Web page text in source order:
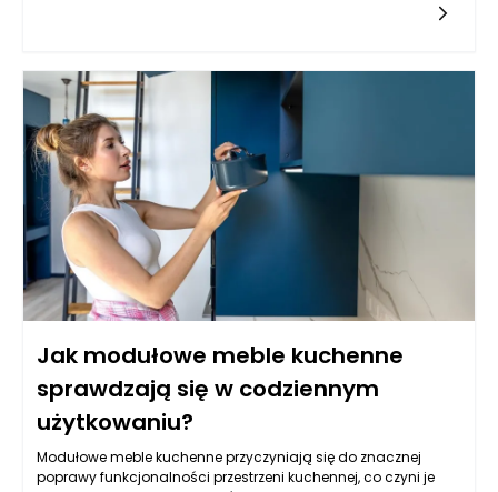
niezbędnych informacji. Zarządca powinien zwrócić uwagę
wystąpił. Taka wstępna analiza pozwoli ustalić priorytet
działań oraz określić, czy konieczna jest interwencja
specjalisty, czy awaria może być rozwiązana zdalnie.
Równocześnie, ważne jest, aby zarządca okazał empatię i
zrozumienie dla lokatora, który może odczuwać stres
związany z daną sytuacją. Takie podejście buduje zaufanie i
pokazuje, że zarządzanie nieruchomościami Poznań nie
polega jedynie na sprawnym administrowaniu, ale także na
tworzeniu relacji z mieszkańcami.
Jak modułowe meble kuchenne
sprawdzają się w codziennym
użytkowaniu?
Modułowe meble kuchenne przyczyniają się do znacznej
poprawy funkcjonalności przestrzeni kuchennej, co czyni je